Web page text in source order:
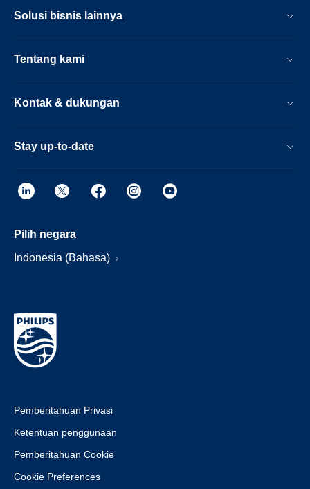
Solusi bisnis lainnya
Tentang kami
Kontak & dukungan
Stay up-to-date
Pilih negara
Indonesia (Bahasa)
Pemberitahuan Privasi
Ketentuan penggunaan
Pemberitahuan Cookie
Cookie Preferences